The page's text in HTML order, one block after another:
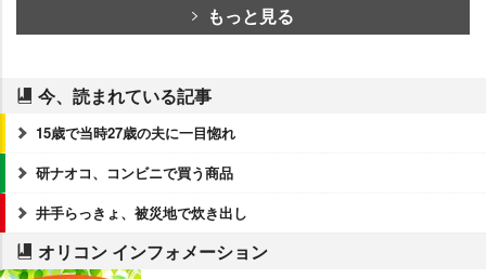
もっと見る
今、読まれている記事
15歳で当時27歳の夫に一目惚れ
研ナオコ、コンビニで買う商品
井手らっきょ、被災地で炊き出し
オリコン インフォメーション